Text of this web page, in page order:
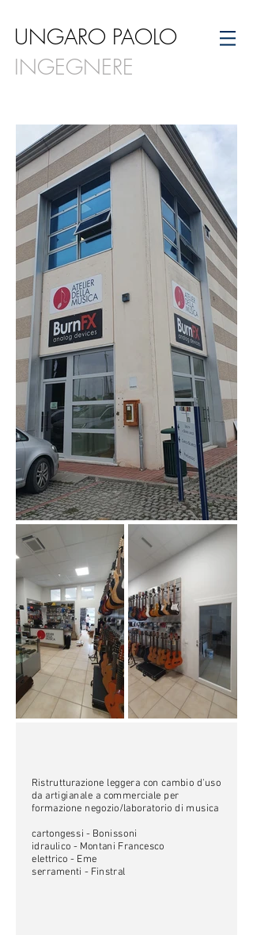
UNGARO PAOLO
INGEGNERE
Ristrutturazione leggera con cambio d'uso
da artigianale a commerciale per
formazione negozio/laboratorio di musica
cartongessi - Bonissoni
idraulico - Montani Francesco
elettrico - Eme
serramenti - Finstral